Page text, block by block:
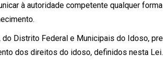
à autoridade competente qualquer
Distrito Federal e Municipais do Idoso,
dos direitos do idoso, definidos nesta Lei.